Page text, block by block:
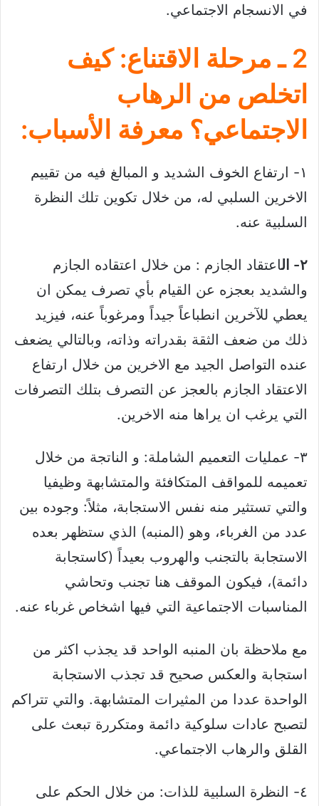
في الانسجام الاجتماعي.
2 ـ مرحلة الاقتناع:
كيف
اتخلص من الرهاب
الاجتماعي؟ معرفة الأسباب:
١- ارتفاع الخوف الشديد و المبالغ فيه من تقييم
الاخرين السلبي له، من خلال تكوين تلك النظرة
السلبية عنه.
٢- ال
اعتقاد الجازم : من خلال اعتقاده الجازم
والشديد بعجزه عن القيام بأي تصرف يمكن ان
يعطي للآخرين انطباعاً جيداً ومرغوباً عنه، فيزيد
ذلك من ضعف الثقة بقدراته وذاته، وبالتالي يضعف
عنده التواصل الجيد مع الاخرين من خلال ارتفاع
الاعتقاد الجازم بالعجز عن التصرف بتلك التصرفات
التي يرغب ان يراها منه الاخرين.
٣- عمليات التعميم الشاملة: و الناتجة من خلال
تعميمه للمواقف المتكافئة والمتشابهة وظيفيا
والتي تستثير منه نفس الاستجابة، مثلاً: وجوده بين
عدد من الغرباء، وهو (المنبه) الذي ستظهر بعده
الاستجابة بالتجنب والهروب بعيداً (كاستجابة
دائمة)، فيكون الموقف هنا تجنب وتحاشي
المناسبات الاجتماعية التي فيها اشخاص غرباء عنه.
مع ملاحظة بان المنبه الواحد قد يجذب اكثر من
استجابة والعكس صحيح قد تجذب الاستجابة
الواحدة عددا من المثيرات المتشابهة. والتي تتراكم
لتصبح عادات سلوكية دائمة ومتكررة تبعث على
القلق والرهاب الاجتماعي.
٤- النظرة السلبية للذات: من خلال الحكم على